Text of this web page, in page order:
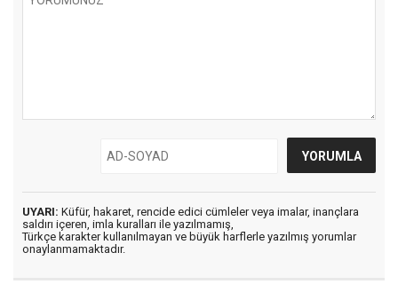
UYARI: Küfür, hakaret, rencide edici cümleler veya imalar, inançlara
saldırı içeren, imla kuralları ile yazılmamış,
Türkçe karakter kullanılmayan ve büyük harflerle yazılmış yorumlar
onaylanmamaktadır.